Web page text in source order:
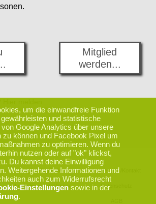
Mitglied
werden...
zurück nach oben
Login Mitglieder
Login Eventleiter/innen
Impressum/Kontakt
Datenschutz
um die einwandfreie Funktion
und statistische
Google Analytics über unsere
zu können und Facebook Pixel um
zu optimieren. Wenn du
nutzen oder auf "ok" klickst,
Du kannst deine Einwilligung
Weitergehende Informationen und
auch zum Widerrufsrecht
Einstellungen sowie in der
.